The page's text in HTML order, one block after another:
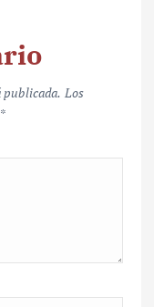
publicada. Los
*